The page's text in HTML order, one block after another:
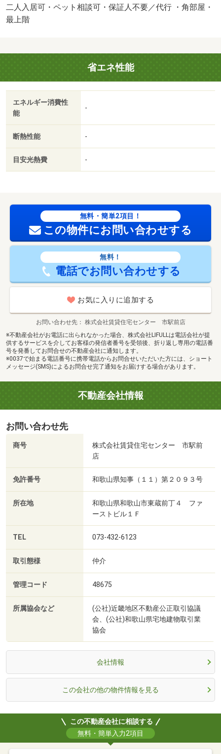
現況と異なる場合、現況優先と致します。 別途月額費
用：ｒｕｕｍサポート１９８０円 【設備・特記事項備
二人入居可・ペット相談可・保証人不要／代行 ・角部屋・
最上階
省エネ性能
エネルギー消費性
能
-
断熱性能 -
目安光熱費 -
無料・簡単2項目！
この物件にお問い合わせする
無料！
電話でお問い合わせする
お気に入りに追加する
お問い合わせ先
株式会社賃貸住宅センター 市駅前店
※不動産会社がお電話に出られなかった場合、株式会社LIFULLは電話会社が提
供するサービスを介してお客様の発信者番号を受領後、折り返し専用の電話番
号を発番してお問合せの不動産会社に通知します。
※0037で始まる電話番号に携帯電話からお問合せいただいた方には、ショート
メッセージ(SMS)によるお問合せ完了通知をお届けする場合があります。
不動産会社情報
お問い合わせ先
商号
株式会社賃貸住宅センター 市駅前
店
免許番号 和歌山県知事（１１）第２０９３号
所在地
和歌山県和歌山市東蔵前丁４ ファ
ーストビル１Ｆ
TEL 073-432-6123
取引態様 仲介
管理コード 48675
所属協会など
(公社)近畿地区不動産公正取引協議
会、(公社)和歌山県宅地建物取引業
協会
会社情報
この会社の他の物件情報を見る
この不動産会社に相談する
無料・簡単入力2項目